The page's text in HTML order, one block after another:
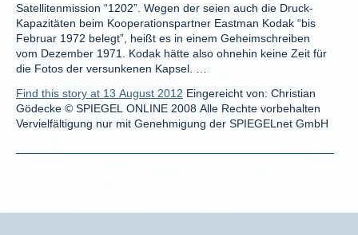
Satellitenmission “1202”. Wegen der seien auch die Druck-
Kapazitäten beim Kooperationspartner Eastman Kodak “bis
Februar 1972 belegt”, heißt es in einem Geheimschreiben
vom Dezember 1971. Kodak hätte also ohnehin keine Zeit für
die Fotos der versunkenen Kapsel. …
Find this story at 13 August 2012 Eingereicht von: Christian
Gödecke © SPIEGEL ONLINE 2008 Alle Rechte vorbehalten
Vervielfältigung nur mit Genehmigung der SPIEGELnet GmbH